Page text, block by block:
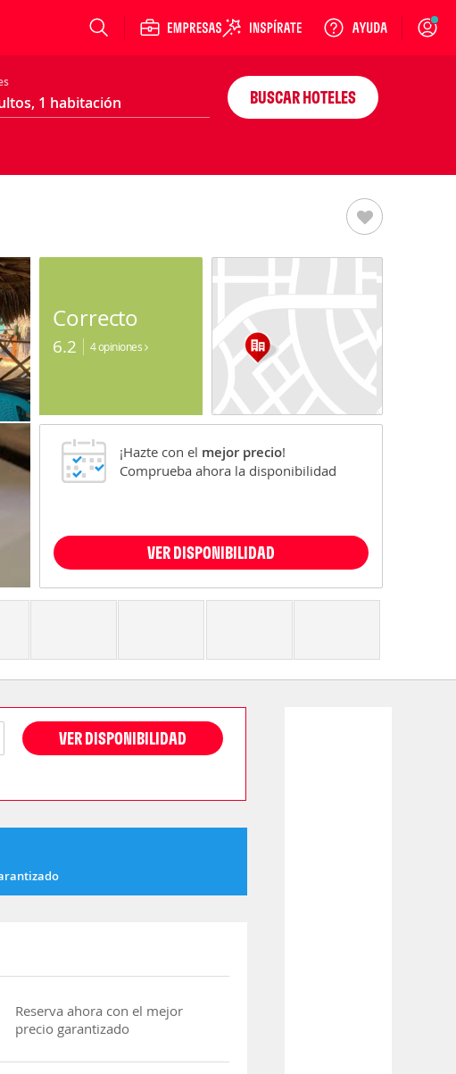
Login
BUSCAR HOTELES
Correcto
6.2 4 opiniones
¡Hazte con el mejor precio!
Comprueba ahora la disponibilidad
VER DISPONIBILIDAD
VER DISPONIBILIDAD
Reserva ahora con el mejor
precio garantizado